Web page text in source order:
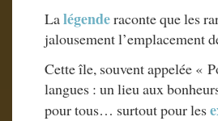
Lalégenderaconte que les
jalousement l’emplacement
Cette île, souvent appelée «
langues : un lieu aux
pour tous… surtout pour les